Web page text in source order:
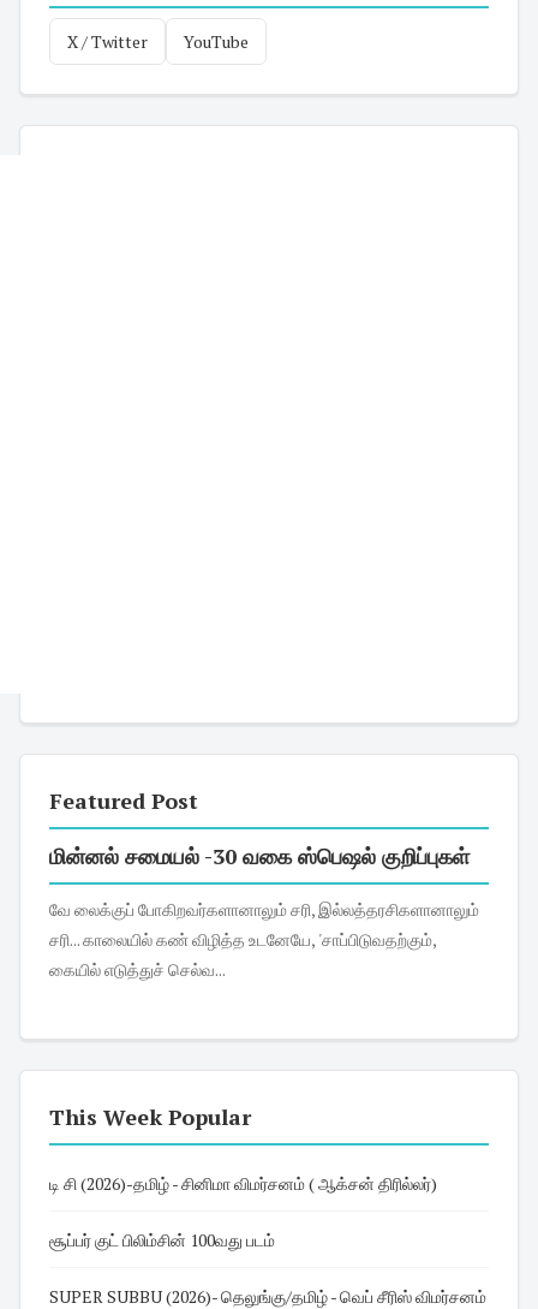
X / Twitter YouTube
Featured Post
மின்னல் சமையல் -30 வகை ஸ்பெஷல் குறிப்புகள்
வே லைக்குப் போகிறவர்களானாலும் சரி, இல்லத்தரசிகளானாலும்
சரி... காலையில் கண் விழித்த உடனேயே, 'சாப்பிடுவதற்கும்,
கையில் எடுத்துச் செல்வ...
This Week Popular
டி சி (2026)-தமிழ் - சினிமா விமர்சனம் ( ஆக்சன் திரில்லர்)
சூப்பர் குட் பிலிம்சின் 100வது படம்
SUPER SUBBU (2026)- தெலுங்கு/தமிழ் - வெப் சீரிஸ் விமர்சனம்